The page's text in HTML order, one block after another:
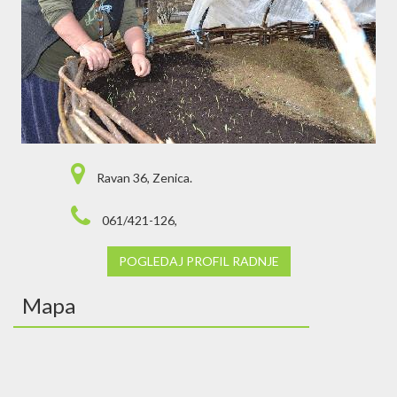
Ravan 36, Zenica.
061/421-126,
POGLEDAJ PROFIL RADNJE
Mapa